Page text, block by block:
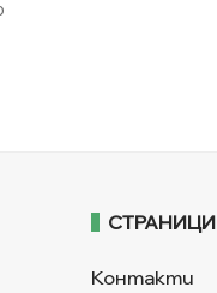
СТРАНИЦИ
Контакти